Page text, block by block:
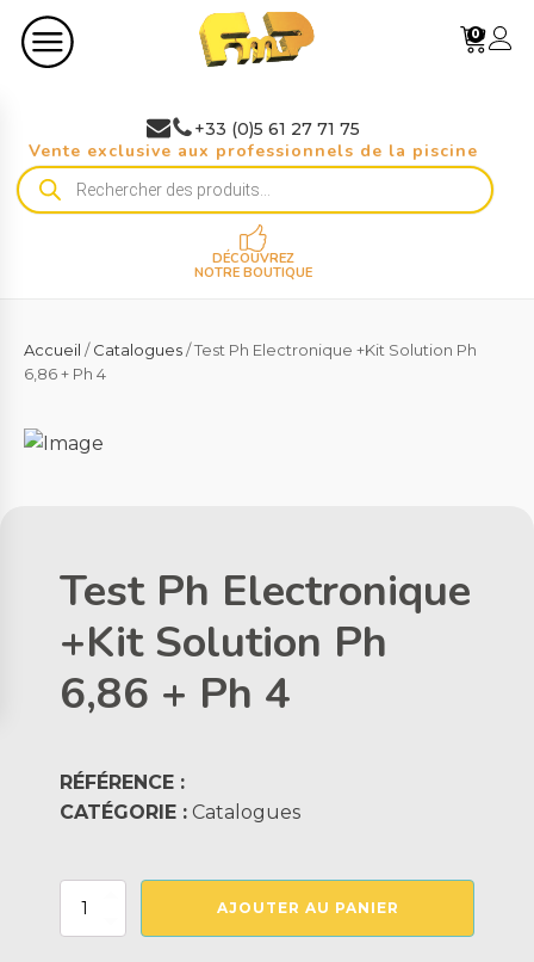
0
+33 (0)5 61 27 71 75
Vente exclusive aux professionnels de la piscine
Recherche
de
DÉCOUVREZ
NOTRE BOUTIQUE
Accueil /Catalogues/ Test Ph Electronique +Kit Solution Ph
6,86 + Ph 4
Test Ph Electronique
+Kit Solution Ph
6,86 + Ph 4
RÉFÉRENCE :
CATÉGORIE : Catalogues
quantité
AJOUTER AU PANIER